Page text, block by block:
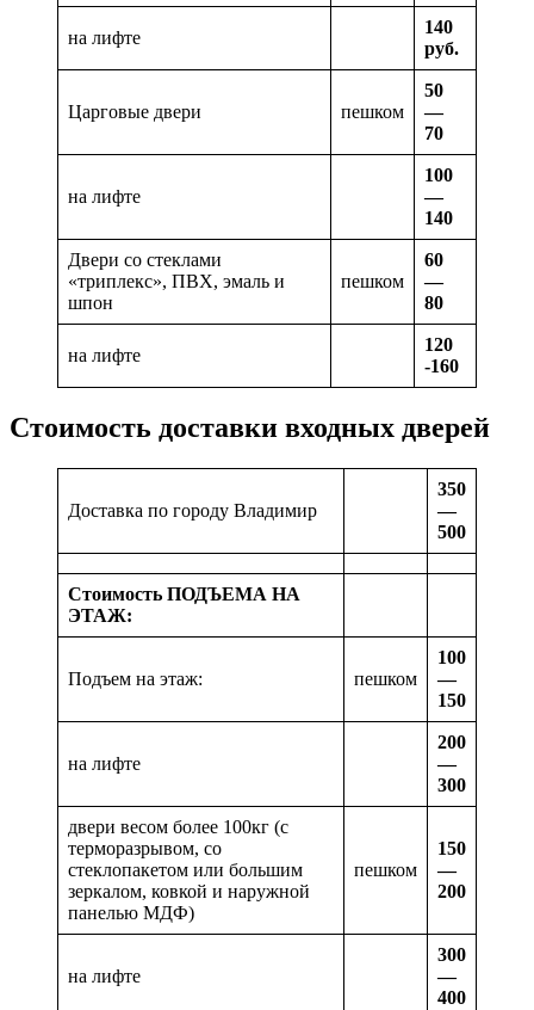
на лифте
140
руб.
Царговые двери пешком
50
—
70
на лифте
100
—
140
Двери со стеклами
«триплекс», ПВХ, эмаль и
шпон
пешком
60
—
80
на лифте
120
-160
Стоимость доставки входных дверей
Доставка по городу Владимир
350
—
500
Стоимость ПОДЪЕМА НА
ЭТАЖ:
Подъем на этаж: пешком
100
—
150
на лифте
200
—
300
двери весом более 100кг (с
терморазрывом, со
стеклопакетом или большим
зеркалом, ковкой и наружной
панелью МДФ)
пешком
150
—
200
на лифте
300
—
400